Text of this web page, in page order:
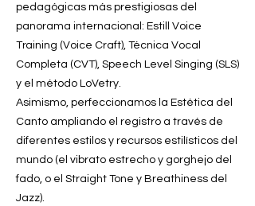
pedagógicas más prestigiosas del
panorama internacional: Estill Voice
Training (Voice Craft), Técnica Vocal
Completa (CVT), Speech Level Singing (SLS)
y el método LoVetry.
Asimismo, perfeccionamos la Estética del
Canto ampliando el registro a través de
diferentes estilos y recursos estilísticos del
mundo (el vibrato estrecho y gorghejo del
fado, o el Straight Tone y Breathiness del
Jazz).